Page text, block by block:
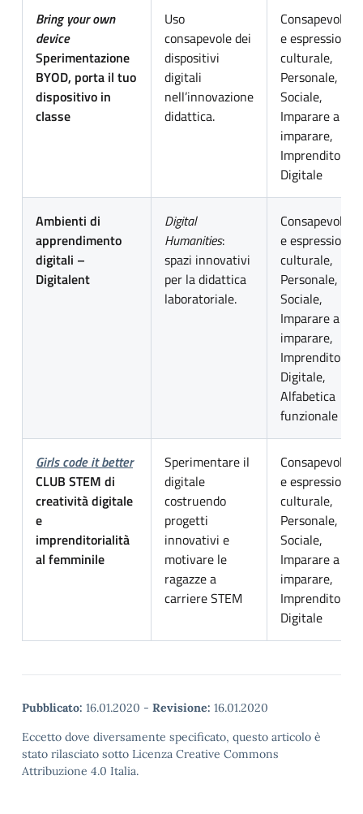
Bring your own
device
Sperimentazione
BYOD, porta il tuo
dispositivo in
classe
Uso
consapevole dei
dispositivi
digitali
nell’innovazione
didattica.
e espressione
culturale,
Personale,
Sociale,
Imparare a
imparare,
Digitale
Ambienti di
apprendimento
digitali –
Digitalent
Digital
Humanities:
spazi innovativi
per la didattica
laboratoriale.
e espressione
culturale,
Personale,
Sociale,
Imparare a
imparare,
Digitale,
Alfabetica
funzionale
Girls code it better
CLUB STEM di
creatività digitale
e
imprenditorialità
al femminile
Sperimentare il
digitale
costruendo
progetti
innovativi e
motivare le
ragazze a
carriere STEM
e espressione
culturale,
Personale,
Sociale,
Imparare a
imparare,
Digitale
Pubblicato: 16.01.2020 - Revisione: 16.01.2020
Eccetto dove diversamente specificato, questo articolo è
stato rilasciato sotto Licenza Creative Commons
Attribuzione 4.0 Italia.